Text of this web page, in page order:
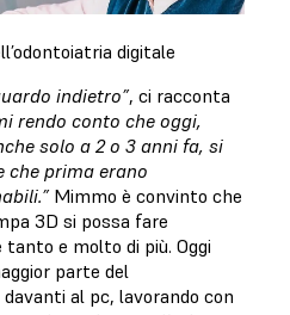
digitale
indietro”, ci racconta
rendo conto che oggi,
solo a 2 o 3 anni fa, si
che prima erano
Mimmo è convinto che
3D si possa fare
e molto di più. Oggi
parte del
al pc, lavorando con